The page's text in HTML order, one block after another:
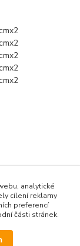
analytické
cílení reklamy
preferencí
části stránek.